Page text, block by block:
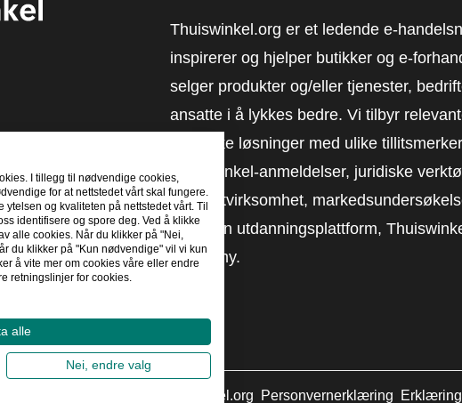
Thuiswinkel.org er et ledende e-
inspirerer og hjelper butikker og e-
selger produkter og/eller tjenester,
ansatte i å lykkes bedre. Vi tilbyr
praktiske løsninger med ulike
Thuiswinkel-anmeldelser, juridiske
advokatvirksomhet,
vår egen utdanningsplattform,
Academy.
Thuiswinkel.org Personvernerklæring
I tillegg til nødvendige cookies,
for at nettstedet vårt skal fungere.
og kvaliteten på nettstedet vårt. Til
identifisere og spore deg. Ved å klikke
alle cookies. Når du klikker på "Nei,
du klikker på "Kun nødvendige" vil vi kun
å vite mer om cookies våre eller endre
retningslinjer for cookies.
alle
Nei, endre valg